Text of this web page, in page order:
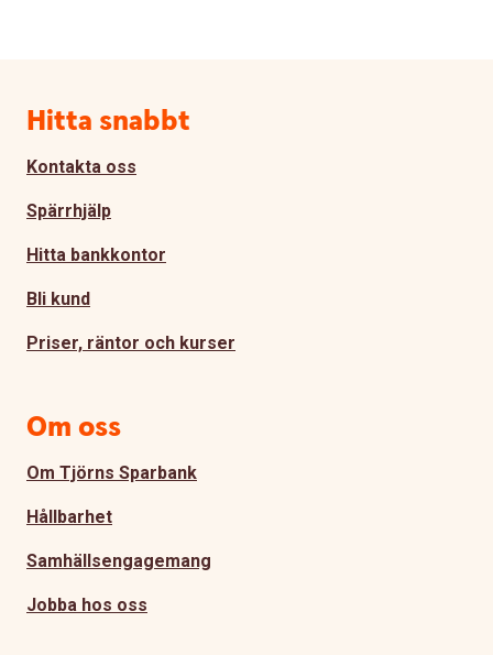
Sidfot
Hitta snabbt
Kontakta oss
Spärrhjälp
Hitta bankkontor
Bli kund
Priser, räntor och kurser
Om oss
Om Tjörns Sparbank
Hållbarhet
Samhällsengagemang
Jobba hos oss